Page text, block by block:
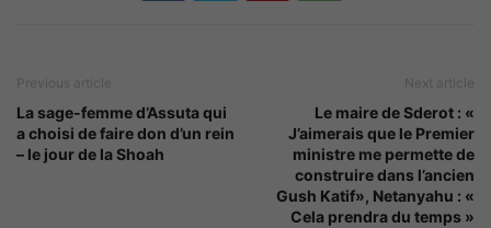
Previous article
La sage-femme d’Assuta qui
a choisi de faire don d’un rein
– le jour de la Shoah
Next article
Le maire de Sderot : «
J’aimerais que le Premier
ministre me permette de
construire dans l’ancien
Gush Katif», Netanyahu : «
Cela prendra du temps »